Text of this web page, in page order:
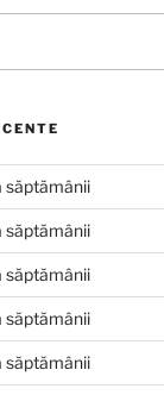
săptămânii
săptămânii
săptămânii
săptămânii
săptămânii